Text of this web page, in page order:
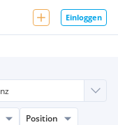
Einloggen
Position